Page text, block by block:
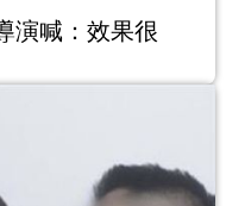
演喊：效果很